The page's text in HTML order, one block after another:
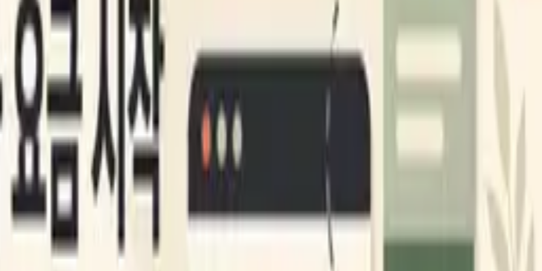
화하고 모델을 교체 가능하게 다루며 탐지·검증·중복 제거·의존성 추적을 이어 붙인 취약점 하네스가 기업 규모 보안 분석
정리핵심 주장 / 시사점